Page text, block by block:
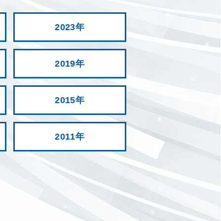
2023年
2019年
2015年
2011年